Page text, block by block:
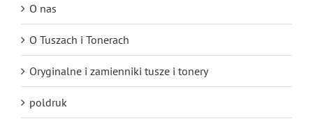
O nas
O Tuszach i Tonerach
Oryginalne i zamienniki tusze i tonery
poldruk